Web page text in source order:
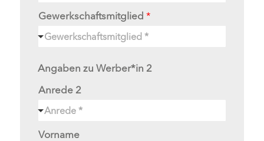
Gewerkschaftsmitglied *
Gewerkschaftsmitglied *
Angaben zu Werber*in 2
Anrede 2
Anrede *
Vorname